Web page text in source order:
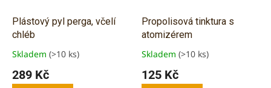
Plástový pyl perga, včelí
chléb
Průměrné
produktu
Skladem (>10 ks)
289 Kč
Propolisová tinktura s
atomizérem
Průměrné
produktu
Skladem (>10 ks)
125 Kč